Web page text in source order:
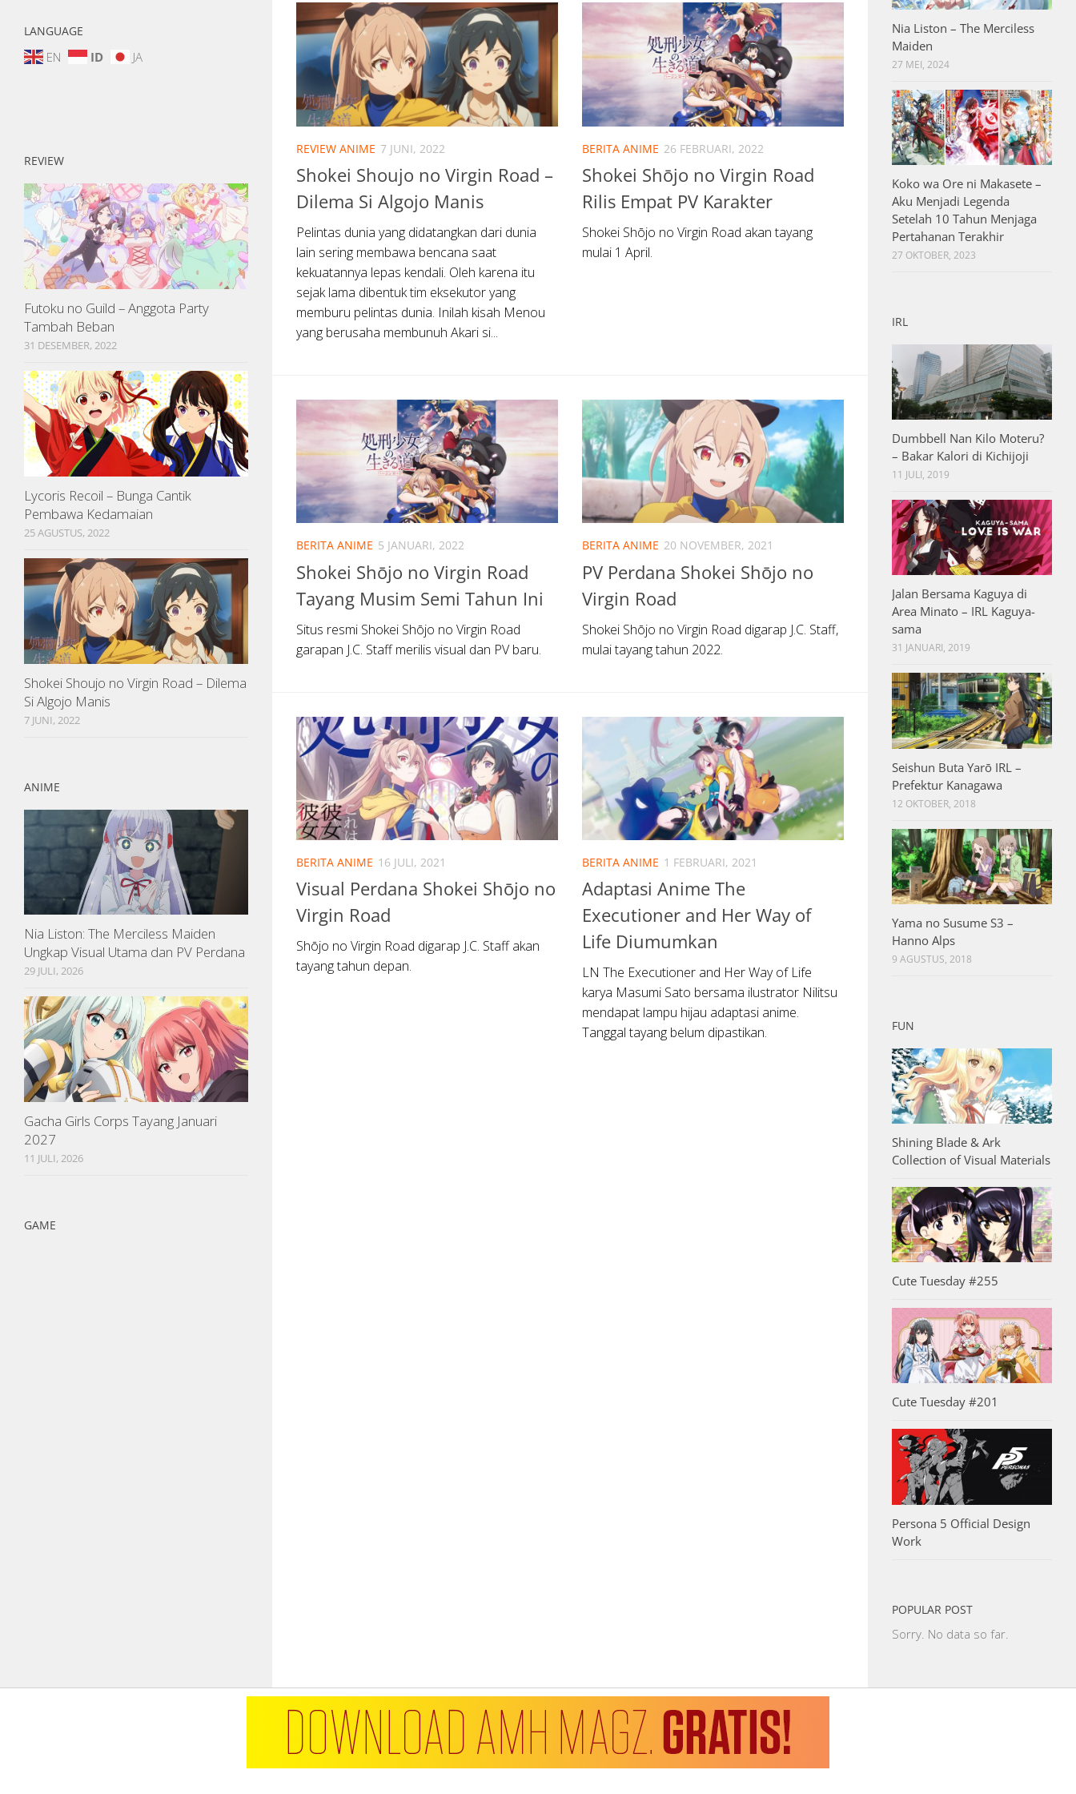
REVIEW ANIME 7 JUNI, 2022
Shokei Shoujo no Virgin Road –
Dilema Si Algojo Manis
Pelintas dunia yang didatangkan dari dunia
lain sering membawa bencana saat
kekuatannya lepas kendali. Oleh karena itu
sejak lama dibentuk tim eksekutor yang
memburu pelintas dunia. Inilah kisah Menou
yang berusaha membunuh Akari si...
BERITA ANIME 26 FEBRUARI, 2022
Shokei Shōjo no Virgin Road
Rilis Empat PV Karakter
Shokei Shōjo no Virgin Road akan tayang
mulai 1 April.
BERITA ANIME 5 JANUARI, 2022
Shokei Shōjo no Virgin Road
Tayang Musim Semi Tahun Ini
Situs resmi Shokei Shōjo no Virgin Road
garapan J.C. Staff merilis visual dan PV baru.
BERITA ANIME 20 NOVEMBER, 2021
PV Perdana Shokei Shōjo no
Virgin Road
Shokei Shōjo no Virgin Road digarap J.C. Staff,
mulai tayang tahun 2022.
BERITA ANIME 16 JULI, 2021
Visual Perdana Shokei Shōjo no
Virgin Road
Shōjo no Virgin Road digarap J.C. Staff akan
tayang tahun depan.
BERITA ANIME 1 FEBRUARI, 2021
Adaptasi Anime The
Executioner and Her Way of
Life Diumumkan
LN The Executioner and Her Way of Life
karya Masumi Sato bersama ilustrator Nilitsu
mendapat lampu hijau adaptasi anime.
Tanggal tayang belum dipastikan.
LANGUAGE
EN ID JA
REVIEW
Futoku no Guild – Anggota Party
Tambah Beban
31 DESEMBER, 2022
Lycoris Recoil – Bunga Cantik
Pembawa Kedamaian
25 AGUSTUS, 2022
Shokei Shoujo no Virgin Road – Dilema
Si Algojo Manis
7 JUNI, 2022
ANIME
Nia Liston: The Merciless Maiden
Ungkap Visual Utama dan PV Perdana
29 JULI, 2026
Gacha Girls Corps Tayang Januari
2027
11 JULI, 2026
GAME
Nia Liston – The Merciless
Maiden
27 MEI, 2024
Koko wa Ore ni Makasete –
Aku Menjadi Legenda
Setelah 10 Tahun Menjaga
Pertahanan Terakhir
27 OKTOBER, 2023
IRL
Dumbbell Nan Kilo Moteru?
– Bakar Kalori di Kichijoji
11 JULI, 2019
Jalan Bersama Kaguya di
Area Minato – IRL Kaguya-
sama
31 JANUARI, 2019
Seishun Buta Yarō IRL –
Prefektur Kanagawa
12 OKTOBER, 2018
Yama no Susume S3 –
Hanno Alps
9 AGUSTUS, 2018
FUN
Shining Blade & Ark
Collection of Visual Materials
Cute Tuesday #255
Cute Tuesday #201
Persona 5 Official Design
Work
POPULAR POST
Sorry. No data so far.